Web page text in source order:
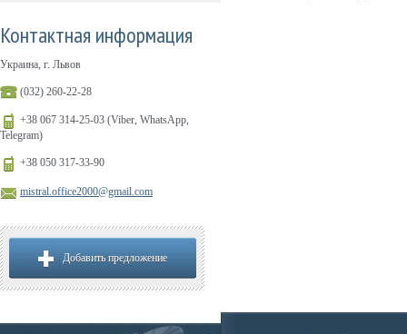
Контактная информация
Украина, г. Львов
(032) 260-22-28
+38 067 314-25-03 (Viber, WhatsApp,
Telegram)
+38 050 317-33-90
mistral.office2000@gmail.com
Добавить предложение